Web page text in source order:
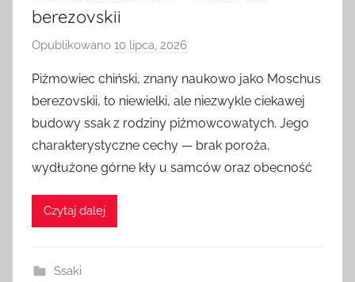
berezovskii
Opublikowano 10 lipca, 2026
z
e
z
a
d
Piżmowiec chiński, znany naukowo jako Moschus
berezovskii, to niewielki, ale niezwykle ciekawej
budowy ssak z rodziny piżmowcowatych. Jego
charakterystyczne cechy — brak poroża,
wydłużone górne kły u samców oraz obecność
Czytaj dalej
Ssaki